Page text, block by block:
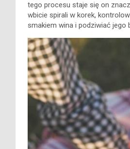
tego procesu staje się on
wbicie spirali w korek,
smakiem wina i podziwiać jego